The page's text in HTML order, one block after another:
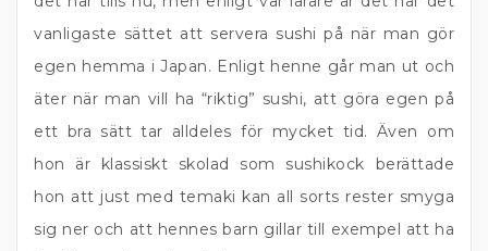
vanligaste sättet att servera sushi på när man gör
egen hemma i Japan. Enligt henne går man ut och
äter när man vill ha “riktig” sushi, att göra egen på
ett bra sätt tar alldeles för mycket tid. Även om
hon är klassiskt skolad som sushikock berättade
hon att just med temaki kan all sorts rester smyga
sig ner och att hennes barn gillar till exempel att ha